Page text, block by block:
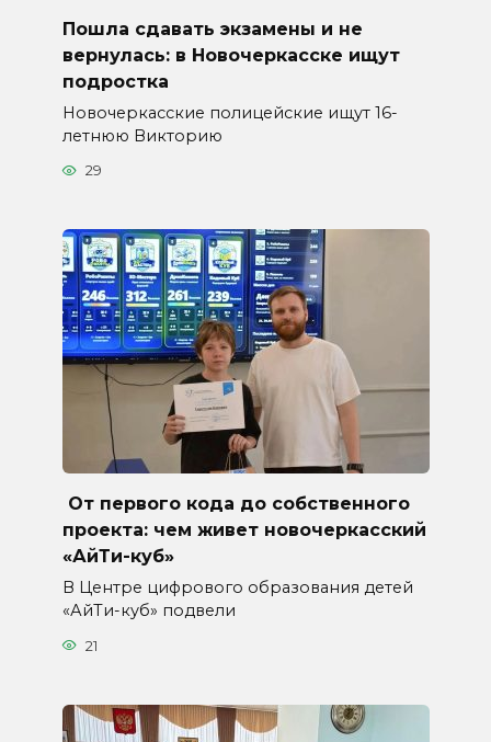
Пошла сдавать экзамены и не
вернулась: в Новочеркасске ищут
подростка
Новочеркасские полицейские ищут 16-
летнюю Викторию
29
От первого кода до собственного
проекта: чем живет новочеркасский
«АйТи-куб»
В Центре цифрового образования детей
«АйТи-куб» подвели
21